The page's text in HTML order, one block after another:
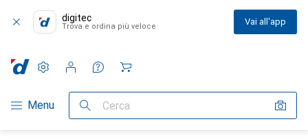
digitec
Trova e ordina più veloce Vai all'app
Categoria Navigazione
Menu Cerca
Impostazioni
Conto cliente
Liste di confronto
Liste dei desideri
Carrello